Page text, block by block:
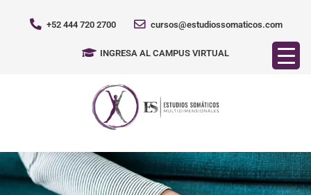
+52 444 720 2700 cursos@estudiossomaticos.com
INGRESA AL CAMPUS VIRTUAL